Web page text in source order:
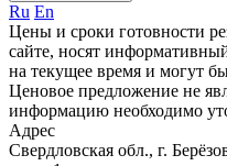
Ru En
Цены и сроки готовности
сайте, носят
на текущее время и могут
Ценовое предложение не
информацию необходимо
Адрес
Свердловская обл., г.